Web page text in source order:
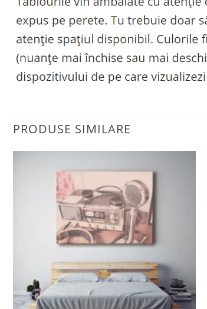
PRODUSE SIMILARE